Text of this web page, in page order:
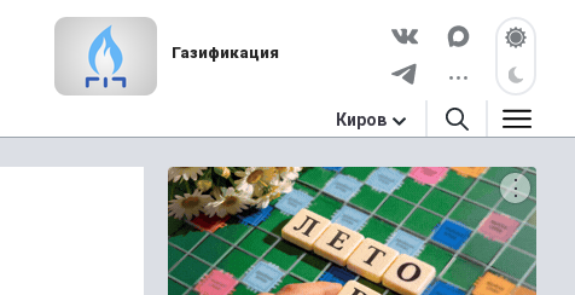
Газификация
Киров